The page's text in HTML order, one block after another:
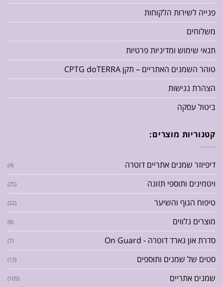
פנייה לשירות הלקוחות
משלוחים
תנאי שימוש ומדיניות פרטיות
טוהר השמנים האתריים – תקן CPTG doTERRA
הצהרת נגישות
ביטול עסקה
קטגוריות מוצרים:
דיפיוזר שמנים אתריים דוטרה (4)
ויטמינים ותוספי תזונה (25)
טיפוח הגוף והשיער (22)
מוצרים נלווים (8)
סדרת און גארד דוטרה - On Guard (7)
סטים של שמנים ותוספים (13)
שמנים אתריים (105)